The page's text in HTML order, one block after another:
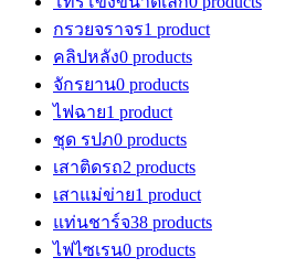
กรวยจราจร1 product
คลิปหลัง0 products
จักรยาน0 products
ไฟฉาย1 product
ชุด รปภ0 products
เสาติดรถ2 products
เสาแม่ข่าย1 product
แท่นชาร์จ38 products
ไฟไซเรน0 products